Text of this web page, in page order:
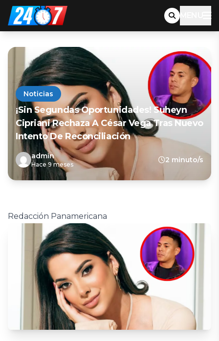
MENU
Noticias
¡Sin Segundas Oportunidades! Suheyn
Cipriani Rechaza A César Vega Tras Nuevo
Intento De Reconciliación
admin
Hace 9 meses
2 minuto/s
Redacción Panamericana